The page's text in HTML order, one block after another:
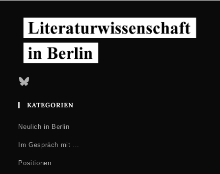
Habelschwerdter Allee 45
Bluesky
KATEGORIEN
Neulich in Berlin
Im Gespräch mit …
Positionen